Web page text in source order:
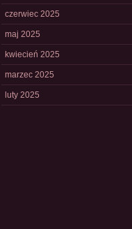
czerwiec 2025
maj 2025
kwiecień 2025
marzec 2025
luty 2025